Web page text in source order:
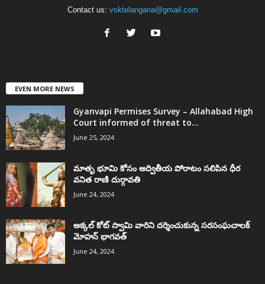
Contact us: vsktelangana@gmail.com
EVEN MORE NEWS
Gyanvapi Permises Survey – Allahabad High
Court informed of threat to...
June 25, 2024
మాతృ భూమి కోసం అద్వితీయ పోరాటం సలిపిన ధీర
వనిత రాణి దుర్గావతి
June 24, 2024
అక్కల్‌ కోట్‌ స్వామి వారిని దర్శించుకున్న సరసంఘచాలక్
మోహన్ భాగవత్
June 24, 2024